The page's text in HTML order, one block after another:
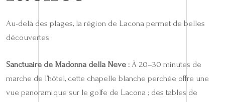
Au-delà des plages, la région de Lacona permet de belles
découvertes :
Sanctuaire de Madonna della Neve : À 20–30 minutes de
marche de l’hôtel, cette chapelle blanche perchée offre une
vue panoramique sur le golfe de Lacona ; des tables de